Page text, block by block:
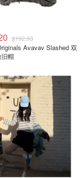
$192.93
Avavav Slashed 双
帽